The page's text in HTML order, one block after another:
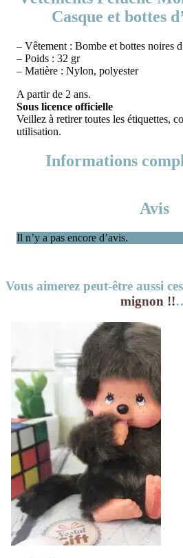
Casque et bottes
– Vêtement : Bombe et bottes noires
– Poids : 32 gr
– Matière : Nylon, polyester
A partir de 2 ans.
Sous licence officielle
Veillez à retirer toutes les étiquettes,
utilisation.
Informations
Avis
Il n’y a pas encore d’avis.
Vous aimerez peut-être aussi ces
mignon !!